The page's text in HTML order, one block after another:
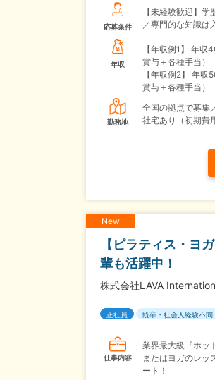
応募条件
【未経験歓迎】
／専門的な知識は
年収
【年収例1】
年収
賞与＋各種手当）
【年収例2】
年収
賞与＋各種手当）
勤務地
全国の拠点で募集
社宅あり（初期費
New
【ピラティス・ヨ
輩も活躍中！
株式会社LAVA
正社員 既卒・社会人経験不問
仕事内容
業界最大級『ホッ
またはヨガのレッ
ート！